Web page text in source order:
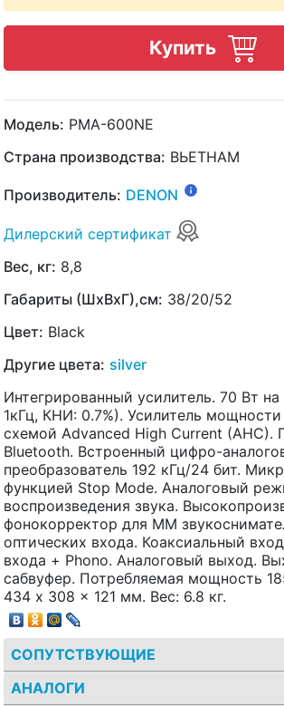
Купить
Модель: PMA-600NE
Страна производства: ВЬЕТНАМ
Производитель: DENON
Дилерский сертификат
Вес, кг: 8,8
Габариты (ШхВхГ),см: 38/20/52
Цвет: Black
Другие цвета: silver
Интегрированный усилитель. 70 Вт
1кГц, КНИ: 0.7%). Усилитель
схемой Advanced High Current (AHC).
Bluetooth. Встроенный цифро-
преобразователь 192 кГц/24 бит.
функцией Stop Mode. Аналоговый
воспроизведения звука.
фонокорректор для MM
оптических входа. Коаксиальный
входа + Phono. Аналоговый выход.
сабвуфер. Потребляемая мощность
434 x 308 x 121 мм. Вес: 6.8 кг.
СОПУТСТВУЮЩИЕ
АНАЛОГИ